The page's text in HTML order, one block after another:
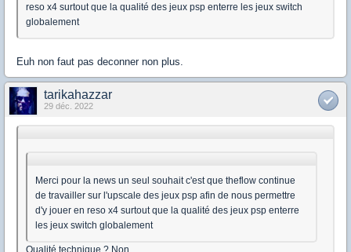
reso x4 surtout que la qualité des jeux psp enterre les jeux switch
globalement
Euh non faut pas deconner non plus.
tarikahazzar
29 déc. 2022
Merci pour la news un seul souhait c'est que theflow continue
de travailler sur l'upscale des jeux psp afin de nous permettre
d'y jouer en reso x4 surtout que la qualité des jeux psp enterre
les jeux switch globalement
Qualité technique ? Non